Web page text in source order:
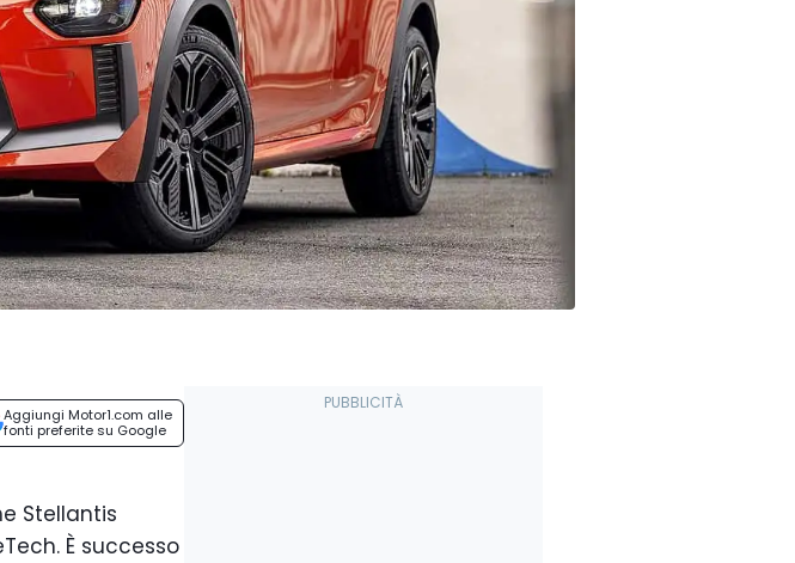
Aggiungi Motor1.com alle
fonti preferite su Google
Stellantis
È successo